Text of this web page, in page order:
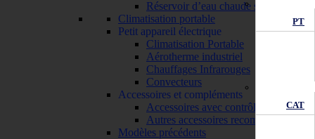
PT
CAT
Réservoir d’eau chaude sanitaire
Climatisation portable
Petit appareil électrique
Climatisation Portable
Aérotherme industriel
Chauffages Infrarouges
Convecteurs
Accessoires et compléments
Accessoires avec contrôle wifi
Autres accessoires recommandés
Modèles précédents